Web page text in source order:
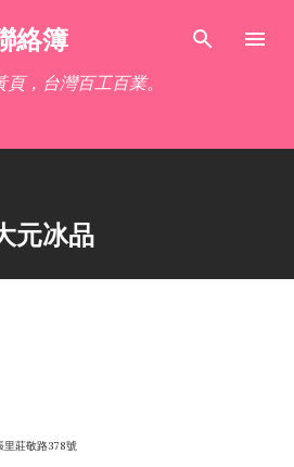
跳到主要內容
絡簿
，台灣百工百業。
元冰品
里莊敬路378號